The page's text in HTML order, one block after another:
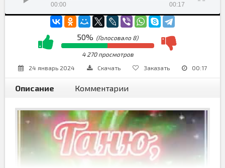
00:00 00:17
50% (Голосовало 8)
4 270 просмотров
24 январь 2024
Скачать Заказать 00:17
Описание Комментарии